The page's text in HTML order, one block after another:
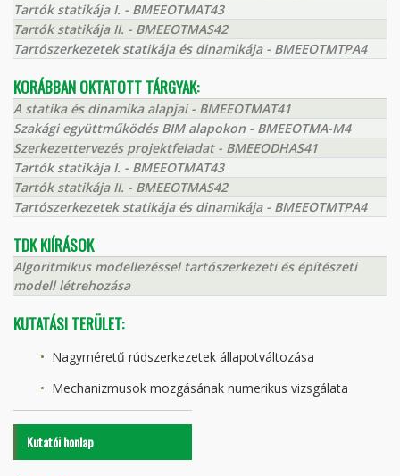
Tartók statikája I. - BMEEOTMAT43
Tartók statikája II. - BMEEOTMAS42
Tartószerkezetek statikája és dinamikája - BMEEOTMTPA4
KORÁBBAN OKTATOTT TÁRGYAK:
A statika és dinamika alapjai - BMEEOTMAT41
Szakági együttműködés BIM alapokon - BMEEOTMA-M4
Szerkezettervezés projektfeladat - BMEEODHAS41
Tartók statikája I. - BMEEOTMAT43
Tartók statikája II. - BMEEOTMAS42
Tartószerkezetek statikája és dinamikája - BMEEOTMTPA4
TDK KIÍRÁSOK
Algoritmikus modellezéssel tartószerkezeti és építészeti
modell létrehozása
KUTATÁSI TERÜLET:
Nagyméretű rúdszerkezetek állapotváltozása
Mechanizmusok mozgásának numerikus vizsgálata
Kutatói honlap